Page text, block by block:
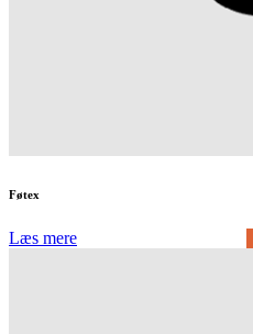
Føtex
Læs mere